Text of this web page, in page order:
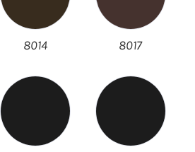
8014 8017